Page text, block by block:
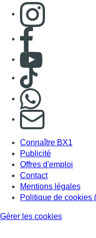
Consulter
Consulter page
Consulter
Consulter TikTok
S'abonner à
Connaître BX1
Publicité
Offres d'emploi
Contact
Mentions légales
Politique de cookies
Gérer les cookies